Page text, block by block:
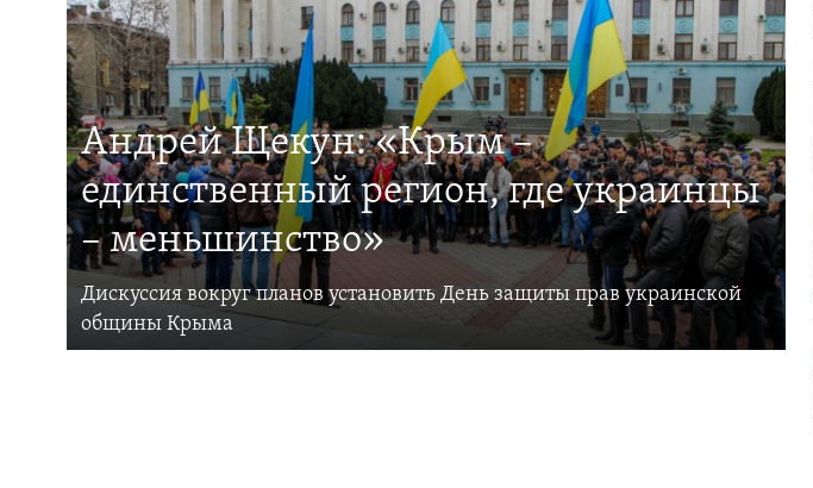
Андрей Щекун: «Крым –
единственный регион, где украинцы
– меньшинство»
Дискуссия вокруг планов установить День защиты прав украинской
общины Крыма